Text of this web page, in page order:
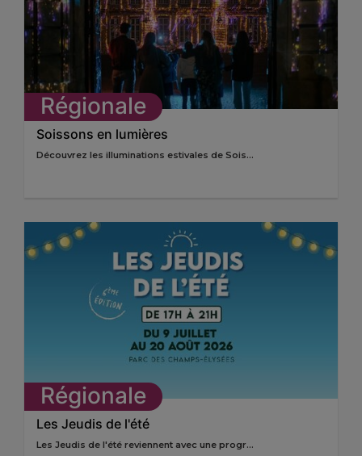
Régionale
Soissons en lumières
Découvrez les illuminations estivales de Sois...
Régionale
Les Jeudis de l'été
Les Jeudis de l'été reviennent avec une progr...